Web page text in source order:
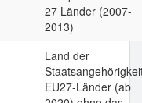
27 Länder (2007-
2013)
Land der
EU27-Länder (ab